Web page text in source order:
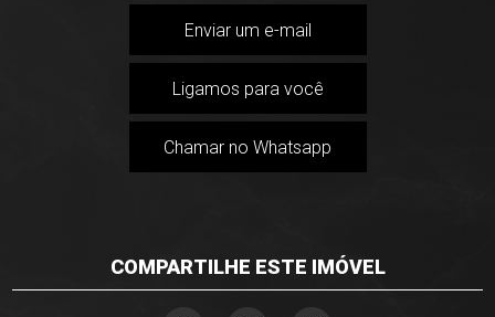
Enviar um e-mail
Ligamos para você
Chamar no Whatsapp
COMPARTILHE ESTE IMÓVEL